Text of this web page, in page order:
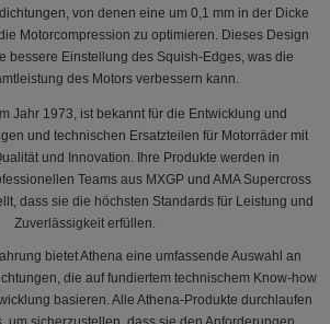
von denen eine um 0,1 mm in der Dicke
Motorcompression zu optimieren. Dieses Design
bessere Einstellung des Squish-Edges, was die
des Motors verbessern kann.
Jahr 1973, ist bekannt für die Entwicklung und
und technischen Ersatzteilen für Motorräder mit
und Innovation. Ihre Produkte werden in
Teams aus MXGP und AMA Supercross
dass sie die höchsten Standards für Leistung und
Zuverlässigkeit erfüllen.
bietet Athena eine umfassende Auswahl an
die auf fundiertem technischem Know-how
basieren. Alle Athena-Produkte durchlaufen